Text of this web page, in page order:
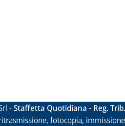
-Staffetta Quotidiana - Reg.
fotocopia,